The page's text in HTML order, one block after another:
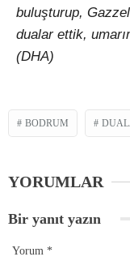
buluşturup,
dualar ettik,
(DHA)
BODRUM
YORUMLAR
Bir yanıt yazın
Yorum *